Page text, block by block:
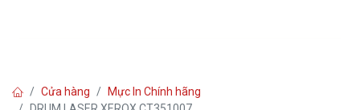
Cửa hàng
Mực In Chính hãng